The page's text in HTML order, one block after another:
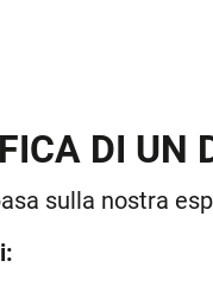
DI UN
sulla nostra